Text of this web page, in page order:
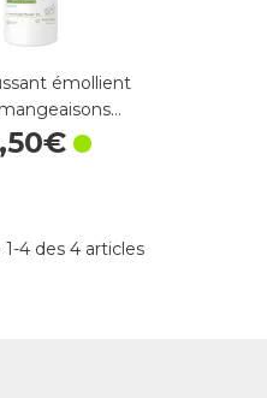
émollient
,50€
4 des 4 articles